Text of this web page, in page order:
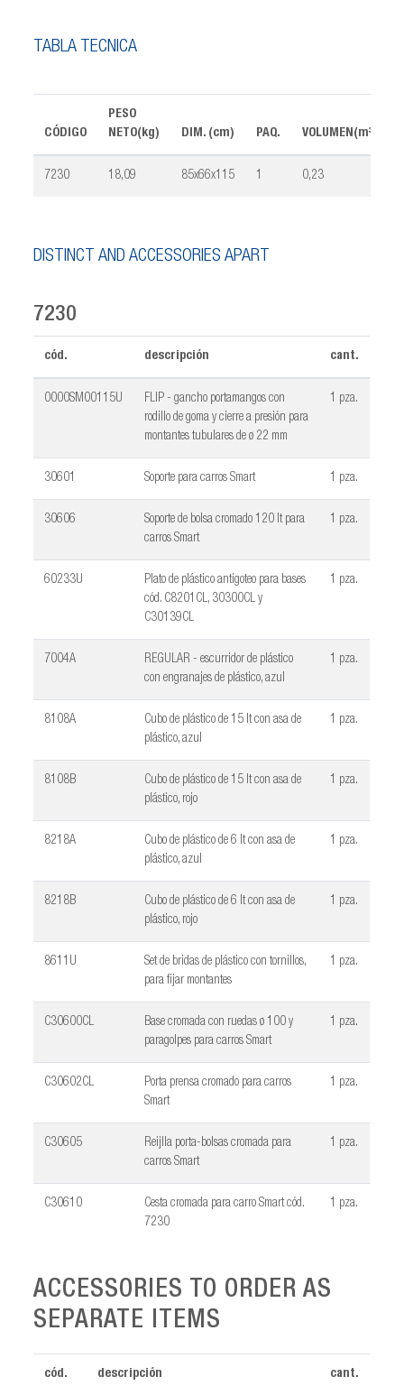
TABLA TÉCNICA
CÓDIGO
PESO
NETO(kg)
DIM. (cm) PAQ. VOLUMEN(m³)
7230 18,09 85x66x115 1 0,23
DISTINCT AND ACCESSORIES APART
7230
cód. descripción cant.
0000SM00115U
FLIP - gancho portamangos con
rodillo de goma y cierre a presión para
montantes tubulares de ø 22 mm
1 pza.
30601 Soporte para carros Smart 1 pza.
30606
Soporte de bolsa cromado 120 lt para
carros Smart
1 pza.
60233U
Plato de plástico antigoteo para bases
cód. C8201CL, 30300CL y
C30139CL
1 pza.
7004A
REGULAR - escurridor de plástico
con engranajes de plástico, azul
1 pza.
8108A
Cubo de plástico de 15 lt con asa de
plástico, azul
1 pza.
8108B
Cubo de plástico de 15 lt con asa de
plástico, rojo
1 pza.
8218A
Cubo de plástico de 6 lt con asa de
plástico, azul
1 pza.
8218B
Cubo de plástico de 6 lt con asa de
plástico, rojo
1 pza.
8611U
Set de bridas de plástico con tornillos,
para fijar montantes
1 pza.
C30600CL
Base cromada con ruedas ø 100 y
paragolpes para carros Smart
1 pza.
C30602CL
Porta prensa cromado para carros
Smart
1 pza.
C30605
Reijlla porta-bolsas cromada para
carros Smart
1 pza.
C30610
Cesta cromada para carro Smart cód.
7230
1 pza.
ACCESSORIES TO ORDER AS
SEPARATE ITEMS
cód. descripción cant.